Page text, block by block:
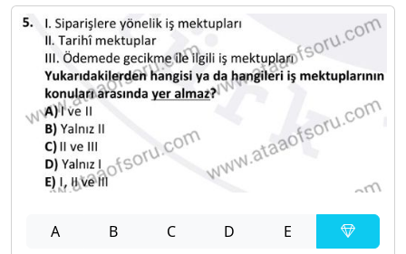
A B C D E